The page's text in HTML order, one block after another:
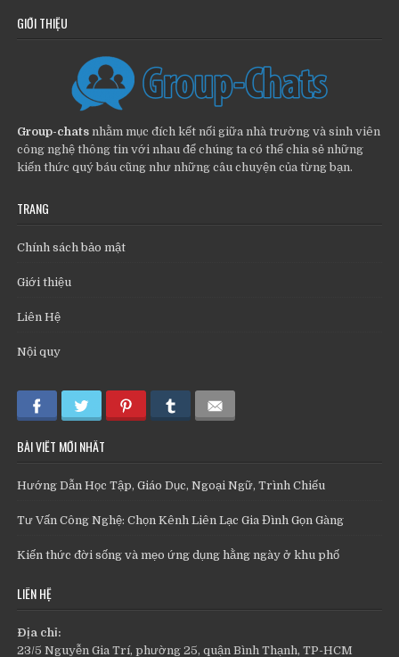
GIỚI THIỆU
Group-chats nhằm mục đích kết nối giữa nhà trường và sinh viên
công nghệ thông tin với nhau để chúng ta có thể chia sẻ những
kiến thức quý báu cũng như những câu chuyện của từng bạn.
TRANG
Chính sách bảo mật
Giới thiệu
Liên Hệ
Nội quy
BÀI VIẾT MỚI NHẤT
Hướng Dẫn Học Tập, Giáo Dục, Ngoại Ngữ, Trình Chiếu
Tư Vấn Công Nghệ: Chọn Kênh Liên Lạc Gia Đình Gọn Gàng
Kiến thức đời sống và mẹo ứng dụng hằng ngày ở khu phố
LIÊN HỆ
Địa chỉ:
23/5 Nguyễn Gia Trí, phường 25, quận Bình Thạnh, TP-HCM